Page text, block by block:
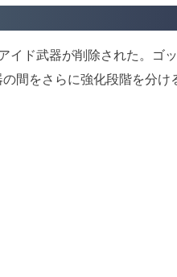
イド武器が削除された。ゴ
間をさらに強化段階を分け